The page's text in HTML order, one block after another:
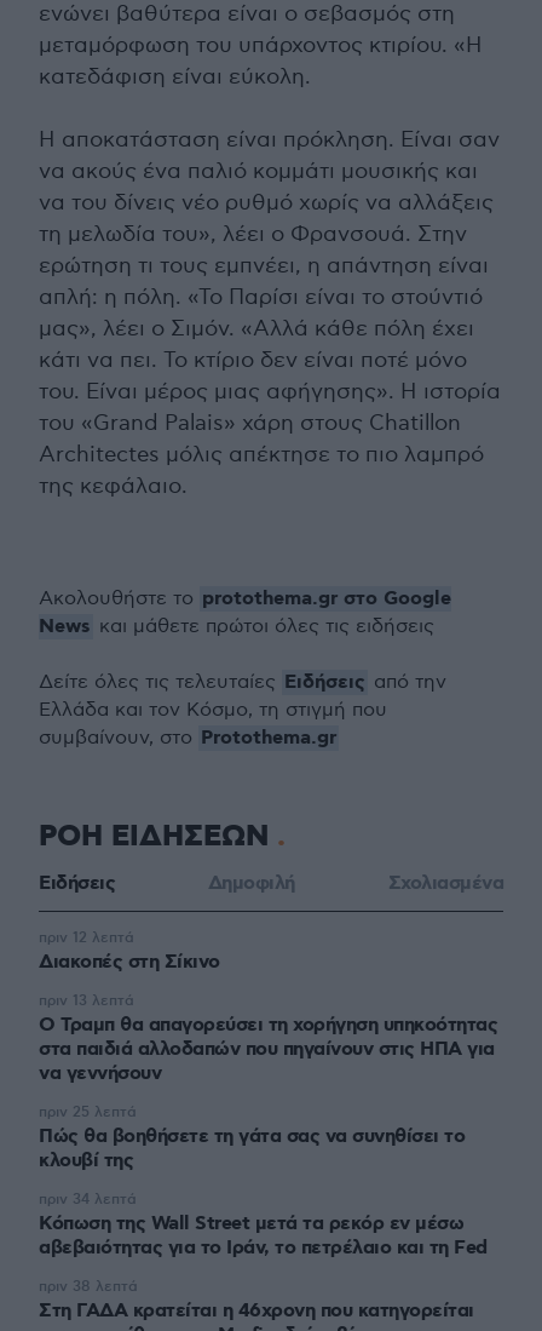
ενώνει βαθύτερα είναι ο σεβασμός στη
μεταμόρφωση του υπάρχοντος κτιρίου. «Η
κατεδάφιση είναι εύκολη.
Η αποκατάσταση είναι πρόκληση. Είναι σαν
να ακούς ένα παλιό κομμάτι μουσικής και
να του δίνεις νέο ρυθμό χωρίς να αλλάξεις
τη μελωδία του», λέει ο Φρανσουά. Στην
ερώτηση τι τους εμπνέει, η απάντηση είναι
απλή: η πόλη. «Το Παρίσι είναι το στούντιό
μας», λέει ο Σιμόν. «Αλλά κάθε πόλη έχει
κάτι να πει. Το κτίριο δεν είναι ποτέ μόνο
του. Είναι μέρος μιας αφήγησης». Η ιστορία
του «Grand Palais» χάρη στους Chatillon
Architectes μόλις απέκτησε το πιο λαμπρό
της κεφάλαιο.
Ακολουθήστε το protothema.gr στο Google
News και μάθετε πρώτοι όλες τις ειδήσεις
Δείτε όλες τις τελευταίες Ειδήσεις από την
Ελλάδα και τον Κόσμο, τη στιγμή που
συμβαίνουν, στο Protothema.gr
ΡΟΗ ΕΙΔΗΣΕΩΝ
Ειδήσεις Δημοφιλή Σχολιασμένα
Διακοπές στη Σίκινο
πριν 12 λεπτά
Ο Τραμπ θα απαγορεύσει τη χορήγηση υπηκοότητας
στα παιδιά αλλοδαπών που πηγαίνουν στις ΗΠΑ για
να γεννήσουν
πριν 13 λεπτά
Πώς θα βοηθήσετε τη γάτα σας να συνηθίσει το
κλουβί της
πριν 25 λεπτά
Κόπωση της Wall Street μετά τα ρεκόρ εν μέσω
αβεβαιότητας για το Ιράν, το πετρέλαιο και τη Fed
πριν 34 λεπτά
Στη ΓΑΔΑ κρατείται η 46χρονη που κατηγορείται
πριν 38 λεπτά